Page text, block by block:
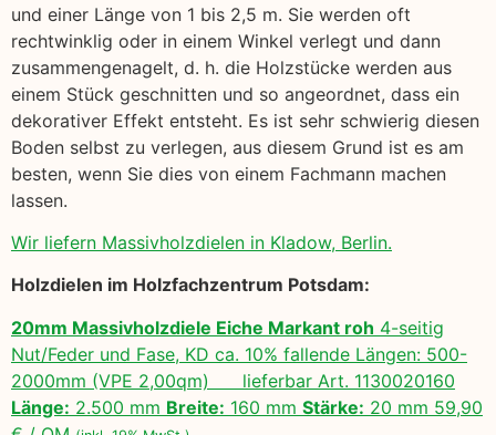
und einer Länge von 1 bis 2,5 m. Sie werden oft
rechtwinklig oder in einem Winkel verlegt und dann
zusammengenagelt, d. h. die Holzstücke werden aus
einem Stück geschnitten und so angeordnet, dass ein
dekorativer Effekt entsteht. Es ist sehr schwierig diesen
Boden selbst zu verlegen, aus diesem Grund ist es am
besten, wenn Sie dies von einem Fachmann machen
lassen.
Wir liefern Massivholzdielen in Kladow, Berlin.
Holzdielen im Holzfachzentrum Potsdam:
20mm Massivholzdiele Eiche Markant roh 4-seitig
Nut/Feder und Fase, KD ca. 10% fallende Längen: 500-
2000mm (VPE 2,00qm) lieferbar Art. 1130020160
Länge: 2.500 mm Breite: 160 mm Stärke: 20 mm 59,90